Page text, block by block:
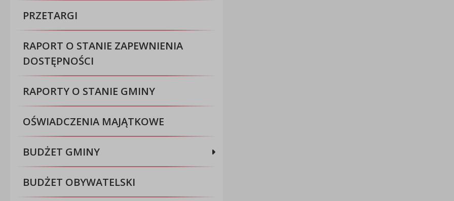
PRZETARGI
RAPORT O STANIE ZAPEWNIENIA
DOSTĘPNOŚCI
RAPORTY O STANIE GMINY
OŚWIADCZENIA MAJĄTKOWE
BUDŻET GMINY
BUDŻET OBYWATELSKI